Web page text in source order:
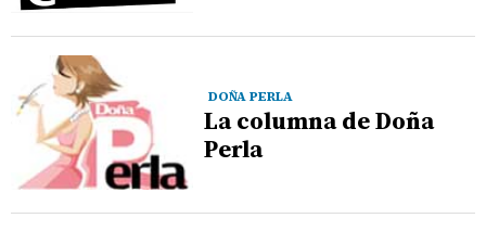
DOÑA PERLA
La columna de Doña
Perla